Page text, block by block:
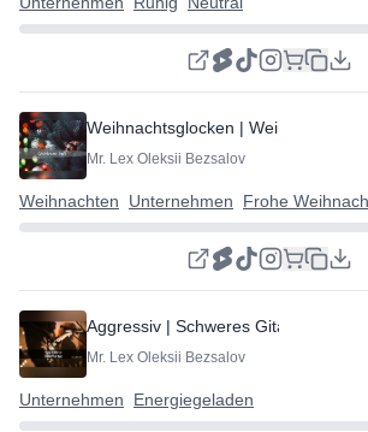
Weihnachtsglocken |
Mr. Lex Oleksii Bezsalov
Weihnachten Unternehmen Frohe
Aggressiv | Schweres Gitarrenriff
Mr. Lex Oleksii Bezsalov
Unternehmen Energiegeladen